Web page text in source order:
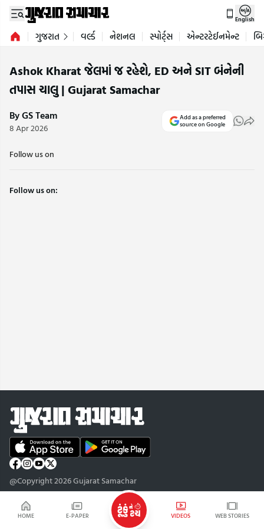
HOME E-PAPER VIDEOS WEB STORIES
English
ગુજરાત વર્લ્ડ નેશનલ સ્પોર્ટ્સ એન્ટરટેઈનમેન્ટ
Ashok Kharat જેલમાં જ રહેશે, ED અને SIT બંનેની
તપાસ ચાલુ | Gujarat Samachar
By GS Team
8 Apr 2026
Add as a preferred
source on Google
Follow us on
Follow us on:
@Copyright 2026 Gujarat Samachar